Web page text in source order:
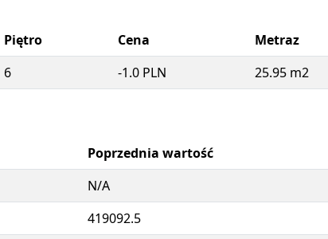
Piętro Cena Metraz
6 -1.0 PLN 25.95 m2
Poprzednia wartość
N/A
419092.5